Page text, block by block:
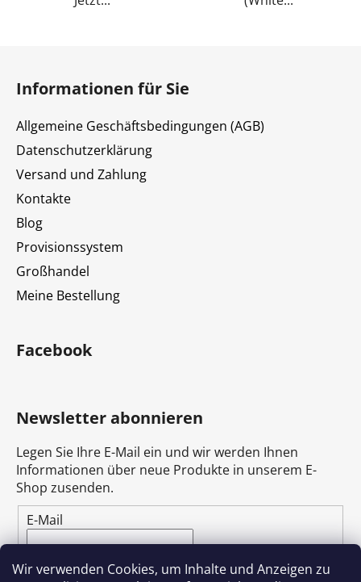
Wir verwenden Cookies, um Inhalte und Anzeigen zu
Informationen für Sie
Allgemeine Geschäftsbedingungen (AGB)
Datenschutzerklärung
Versand und Zahlung
Kontakte
Blog
Provisionssystem
Großhandel
Meine Bestellung
Facebook
Newsletter abonnieren
Legen Sie Ihre E-Mail ein und wir werden Ihnen
Informationen über neue Produkte in unserem E-
Shop zusenden.
E-Mail
Durch die Eingabe Ihrer E-Mail-Adresse stimmen
Sieder Datenschutzerklärung zu.